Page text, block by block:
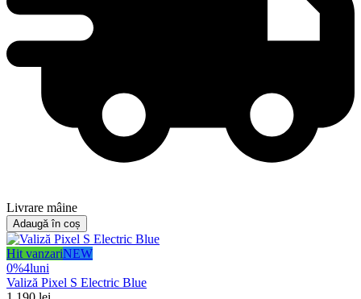
Livrare mâine
Adaugă în coș
Hit vanzariNEW
0%4luni
Valiză Pixel S Electric Blue